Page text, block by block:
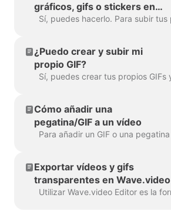
gráficos, gifs o stickers en
Wave.video?
¿Puedo crear y subir mi
propio GIF?
Cómo añadir una
pegatina/GIF a un vídeo
Exportar vídeos y gifs
transparentes en Wave.video